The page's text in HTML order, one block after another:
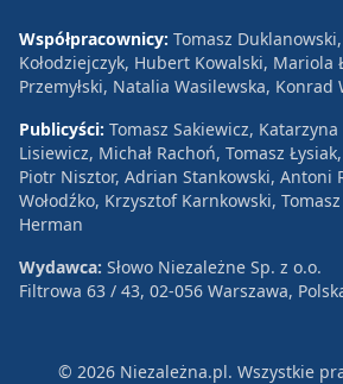
Współpracownicy: Tomasz
Kołodziejczyk, Hubert Kowalski, Mariola
Przemyłski, Natalia Wasilewska, Konrad
Publicyści: Tomasz Sakiewicz,
Lisiewicz, Michał Rachoń, Tomasz
Piotr Nisztor, Adrian Stankowski, Antoni
Wołodźko, Krzysztof Karnkowski,
Herman
Wydawca: Słowo Niezależne Sp. z o.o.
Filtrowa 63 / 43, 02-056 Warszawa,
© 2026 Niezależna.pl. Wszystkie